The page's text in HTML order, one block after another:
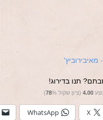
תנו בדירוג!
4.00 (ציון שקול 78%)
X
WhatsApp